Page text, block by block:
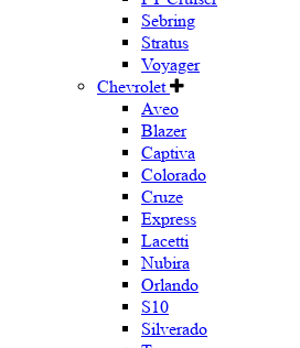
Sebring
Stratus
Voyager
Chevrolet
Aveo
Blazer
Captiva
Colorado
Cruze
Express
Lacetti
Nubira
Orlando
S10
Silverado